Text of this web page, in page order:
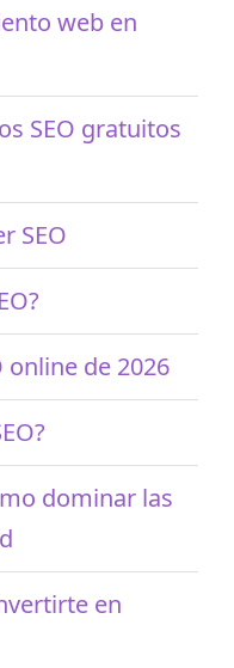
web en
SEO gratuitos
SEO
online de 2026
dominar las
en